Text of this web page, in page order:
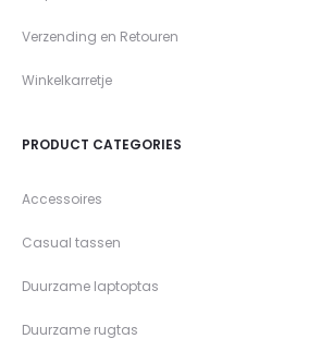
Verzending en Retouren
Winkelkarretje
PRODUCT CATEGORIES
Accessoires
Casual tassen
Duurzame laptoptas
Duurzame rugtas